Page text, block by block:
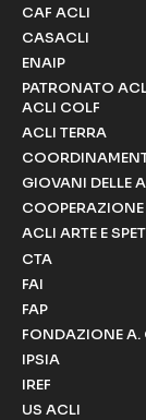
CAF ACLI
CASACLI
ENAIP
PATRONATO
ACLI COLF
ACLI TERRA
GIOVANI DELLE
ACLI ARTE E
CTA
FAI
FAP
FONDAZIONE A.
IPSIA
IREF
US ACLI